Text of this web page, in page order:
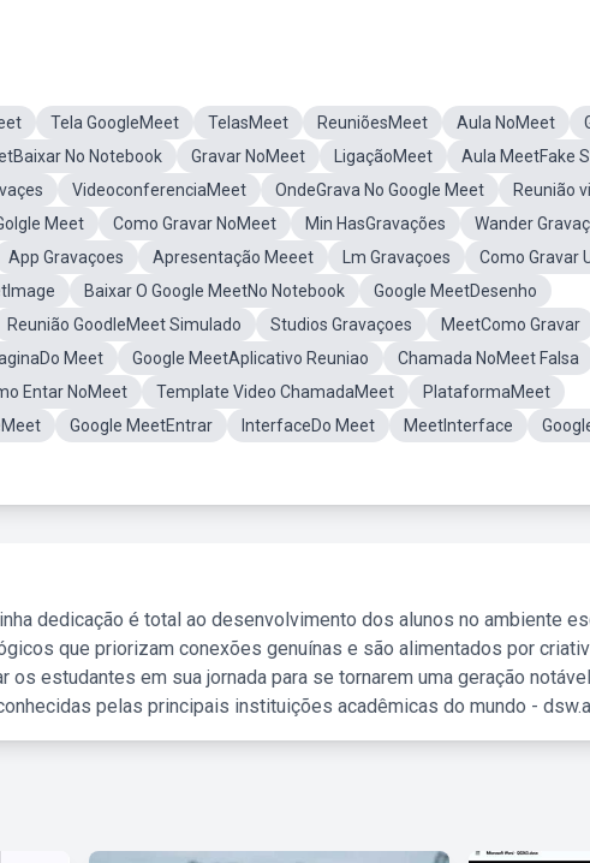
Tela GoogleMeet TelasMeet ReuniõesMeet Aula NoMeet
No Notebook Gravar NoMeet LigaçãoMeet
Aula MeetFake
VideoconferenciaMeet OndeGrava No Google Meet
Reunião
Meet Como Gravar NoMeet Min HasGravações
Wander
App Gravaçoes Apresentação Meeet Lm Gravaçoes
Como Gravar
Baixar O Google MeetNo Notebook
Google MeetDesenho
Reunião GoodleMeet Simulado Studios Gravaçoes
MeetComo Gravar
Meet Google MeetAplicativo Reuniao Chamada NoMeet Falsa
Entar NoMeet Template Video ChamadaMeet
PlataformaMeet
Google MeetEntrar InterfaceDo Meet MeetInterface
dedicação é total ao desenvolvimento dos alunos no ambiente
que priorizam conexões genuínas e são alimentados por
os estudantes em sua jornada para se tornarem uma geração
pelas principais instituições acadêmicas do mundo -